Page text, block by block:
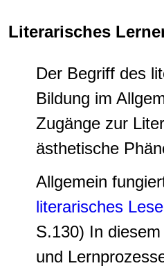
Literarisches
Der Begriff des
Bildung im
Zugänge zur
ästhetische
Allgemein
literarisches
S.130) In
und